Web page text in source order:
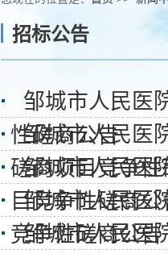
招标公告
邹城市人民医
性磋商公告
邹城市人民医
磋商项目竞争
邹城市人民医
目竞争性磋商公
邹城市人民医
竞争性磋商公告
邹城市人民医